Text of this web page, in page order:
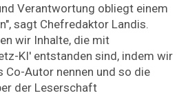
Verantwortung obliegt einem
sagt Chefredaktor Landis.
wir Inhalte, die mit
KI' entstanden sind, indem wir
Co-Autor nennen und so die
der Leserschaft